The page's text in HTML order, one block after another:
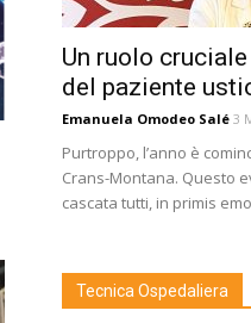
Un ruolo
del paziente
Emanuela Omodeo Salé 3
Purtroppo, l’anno è
Crans-Montana. Questo
cascata tutti, in primis
Tecnica Ospedaliera